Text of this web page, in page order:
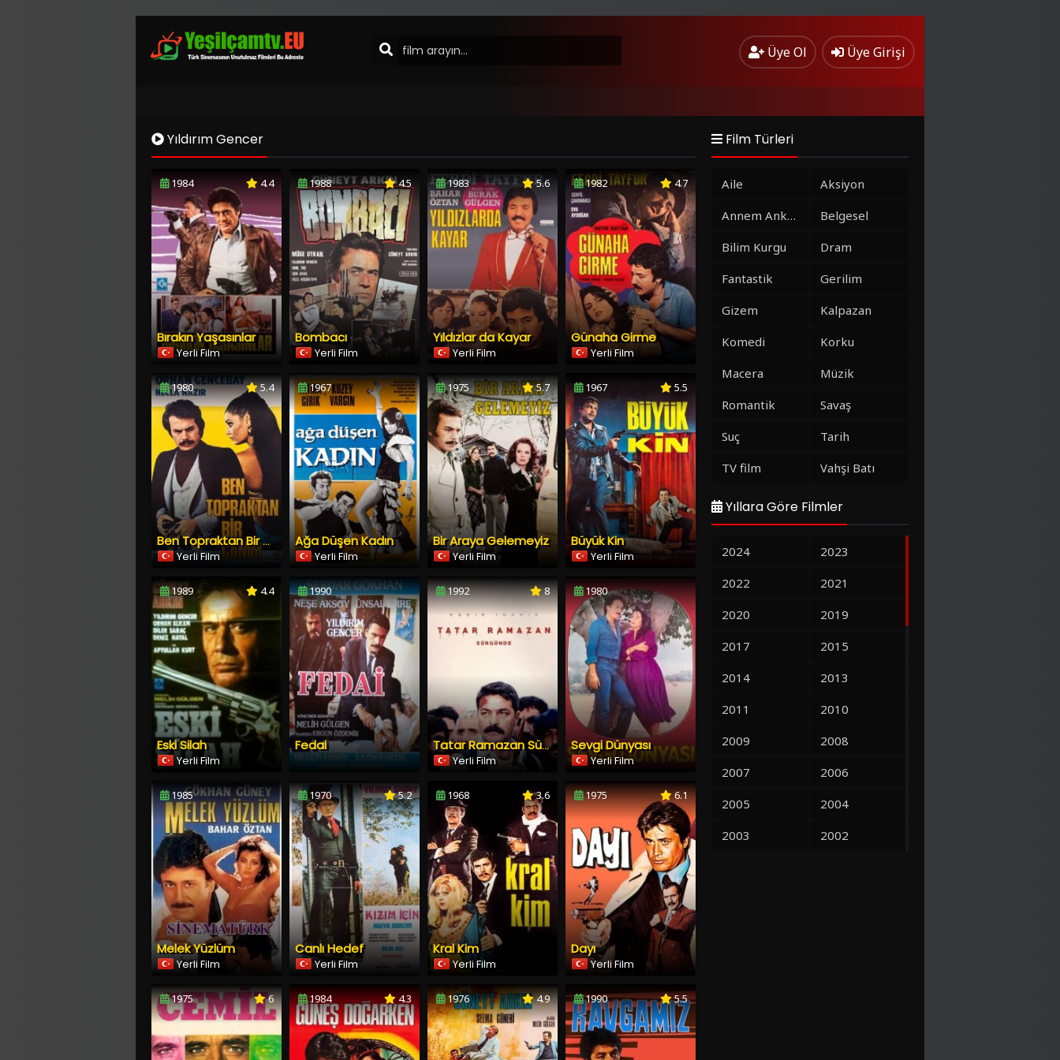
Üye Ol Üye Girişi
Yıldırım Gencer
1984 4.4
Bırakın Yaşasınlar
Yerli Film
1988 4.5
Bombacı
Yerli Film
1983 5.6
Yıldızlar da Kayar
Yerli Film
1982 4.7
Günaha Girme
Yerli Film
1980 5.4
Ben Topraktan Bir Canım
Yerli Film
1967
Ağa Düşen Kadın
Yerli Film
1975 5.7
Bir Araya Gelemeyiz
Yerli Film
1967 5.5
Büyük Kin
Yerli Film
1989 4.4
Eski Silah
Yerli Film
1990
Fedai
1992 8
Tatar Ramazan Sürgünde
Yerli Film
1980
Sevgi Dünyası
Yerli Film
1985
Melek Yüzlüm
Yerli Film
1970 5.2
Canlı Hedef
Yerli Film
1968 3.6
Kral Kim
Yerli Film
1975 6.1
Dayı
Yerli Film
1975 6 1984 4.3 1976 4.9 1990 5.5
Film Türleri
Aile
Aksiyon
Annem Ankara
Belgesel
Bilim Kurgu
Dram
Fantastik
Gerilim
Gizem
Kalpazan
Komedi
Korku
Macera
Müzik
Romantik
Savaş
Suç
Tarih
TV film
Vahşi Batı
Yıllara Göre Filmler
2024
2023
2022
2021
2020
2019
2017
2015
2014
2013
2011
2010
2009
2008
2007
2006
2005
2004
2003
2002